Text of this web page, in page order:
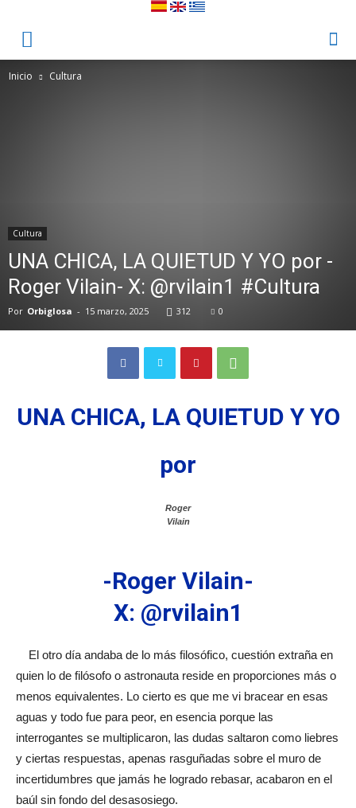
Inicio Cultura
Cultura
UNA CHICA, LA QUIETUD Y YO por -
Roger Vilain- X: @rvilain1 #Cultura
Por Orbiglosa - 15 marzo, 2025 312 0
UNA CHICA, LA QUIETUD Y YO
por
Roger
Vilain
-Roger Vilain-
X: @rvilain1
El otro día andaba de lo más filosófico, cuestión extraña en
quien lo de filósofo o astronauta reside en proporciones más o
menos equivalentes. Lo cierto es que me vi bracear en esas
aguas y todo fue para peor, en esencia porque las
interrogantes se multiplicaron, las dudas saltaron como liebres
y ciertas respuestas, apenas rasguñadas sobre el muro de
incertidumbres que jamás he logrado rebasar, acabaron en el
baúl sin fondo del desasosiego.